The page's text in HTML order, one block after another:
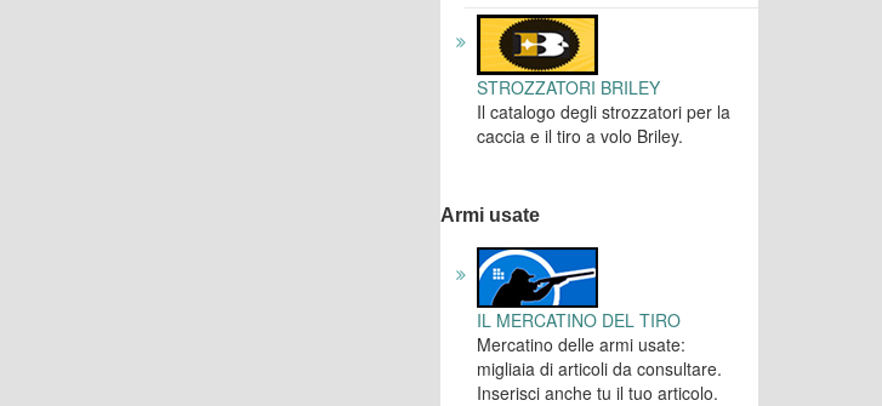
STROZZATORI BRILEY
Il catalogo degli strozzatori per la
caccia e il tiro a volo Briley.
Armi usate
IL MERCATINO DEL TIRO
Mercatino delle armi usate:
migliaia di articoli da consultare.
Inserisci anche tu il tuo articolo.